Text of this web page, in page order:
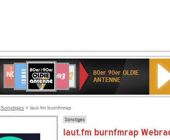
Deutschlandfunk
80er
90er
OLDIE
ANTENNE
SWR3
SWR
Kultur
NDR
2
80er 90er OLDIE
ANTENNE
Sonstiges > laut.fm burnfmrap
Sonstiges
laut.fm burnfmrap